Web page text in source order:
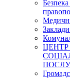
Безпека
Заклади